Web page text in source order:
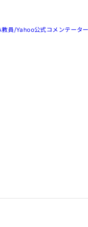
員/Yahoo公式コメンテータ